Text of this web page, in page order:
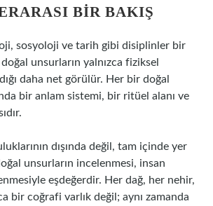
BIR BAKIŞ
sosyoloji ve tarih gibi disiplinler bir
unsurların yalnızca fiziksel
daha net görülür. Her bir doğal
bir anlam sistemi, bir ritüel alanı ve
dışında değil, tam içinde yer
unsurların incelenmesi, insan
eşdeğerdir. Her dağ, her nehir,
bir coğrafi varlık değil; aynı zamanda